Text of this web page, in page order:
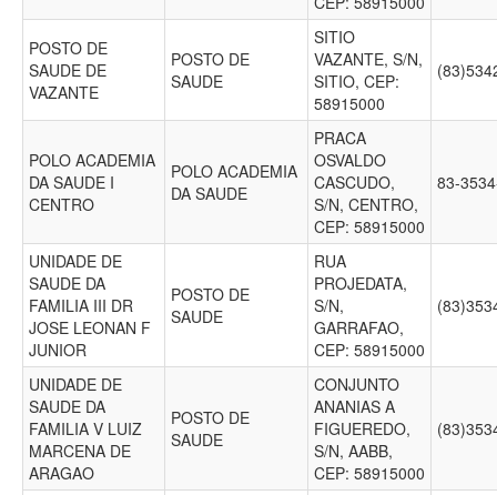
POSTO DE
SAUDE DE
VAZANTE
POSTO DE
SAUDE
SITIO
VAZANTE, S/N,
SITIO, CEP:
58915000
POLO ACADEMIA
DA SAUDE I
CENTRO
POLO ACADEMIA
DA SAUDE
PRACA
OSVALDO
CASCUDO,
S/N, CENTRO,
CEP: 58915000
83-
UNIDADE DE
SAUDE DA
FAMILIA III DR
JOSE LEONAN F
JUNIOR
POSTO DE
SAUDE
RUA
PROJEDATA,
S/N,
GARRAFAO,
CEP: 58915000
UNIDADE DE
SAUDE DA
FAMILIA V LUIZ
MARCENA DE
ARAGAO
POSTO DE
SAUDE
CONJUNTO
ANANIAS A
FIGUEREDO,
S/N, AABB,
CEP: 58915000